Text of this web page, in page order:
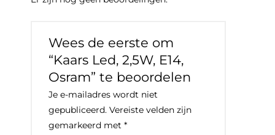
Wees de eerste om
“Kaars Led, 2,5W, E14,
Osram” te beoordelen
Je e-mailadres wordt niet
gepubliceerd. Vereiste velden zijn
gemarkeerd met*